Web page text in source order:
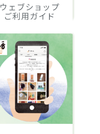
ウェブショップ
ご利用ガイド